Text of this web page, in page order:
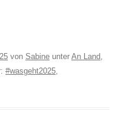
von Sabine unter An Land,
#wasgeht2025,